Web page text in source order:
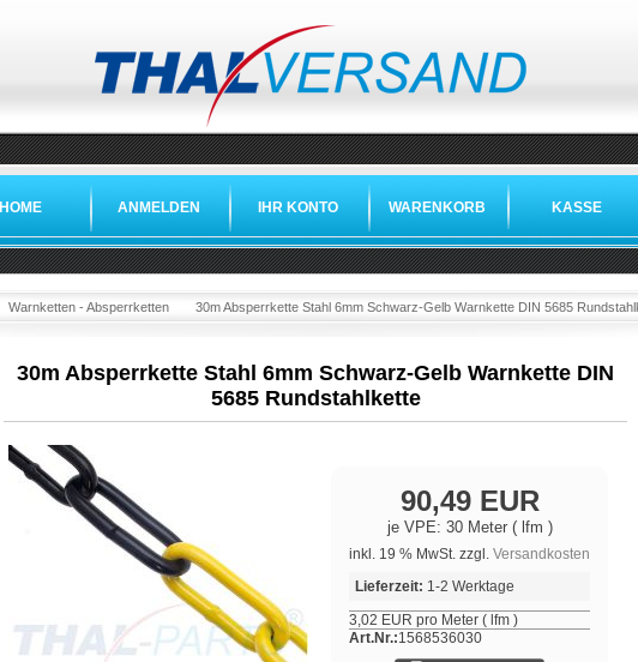
HOME ANMELDEN IHR KONTO WARENKORB KASSE
Warnketten - Absperrketten 30m Absperrkette Stahl 6mm Schwarz-Gelb Warnkette DIN 5685
30m Absperrkette Stahl 6mm Schwarz-Gelb Warnkette DIN
5685 Rundstahlkette
90,49 EUR
je VPE: 30 Meter ( lfm )
inkl. 19 % MwSt. zzgl. Versandkosten
Lieferzeit: 1-2 Werktage
3,02 EUR pro Meter ( lfm )
Art.Nr.:1568536030